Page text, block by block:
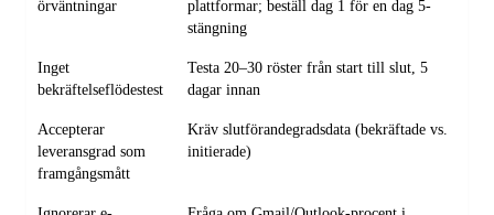
örväntningar
plattformar; beställ dag 1 för en dag 5-
stängning
Inget
bekräftelseflödestest
Testa 20–30 röster från start till slut, 5
dagar innan
Accepterar
leveransgrad som
framgångsmått
Kräv slutförandegradsdata (bekräftade vs.
initierade)